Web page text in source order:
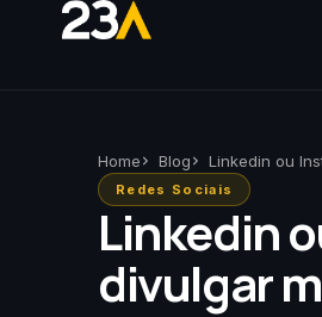
Home Blog Linkedin ou
Redes Sociais
Linkedin
divulgar